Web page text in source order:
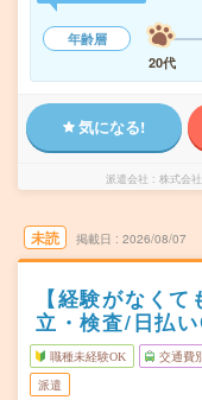
年齢層
20代
気になる!
派遣会社 株式会
未読 掲載日 2026/08/07
【経験がなく
立・検査/日払
職種未経験OK 交通費
派遣